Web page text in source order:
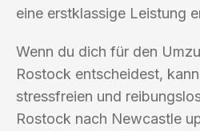
eine erstklassige Leistung
Wenn du dich für den
Rostock entscheidest,
stressfreien und
Rostock nach Newcastle